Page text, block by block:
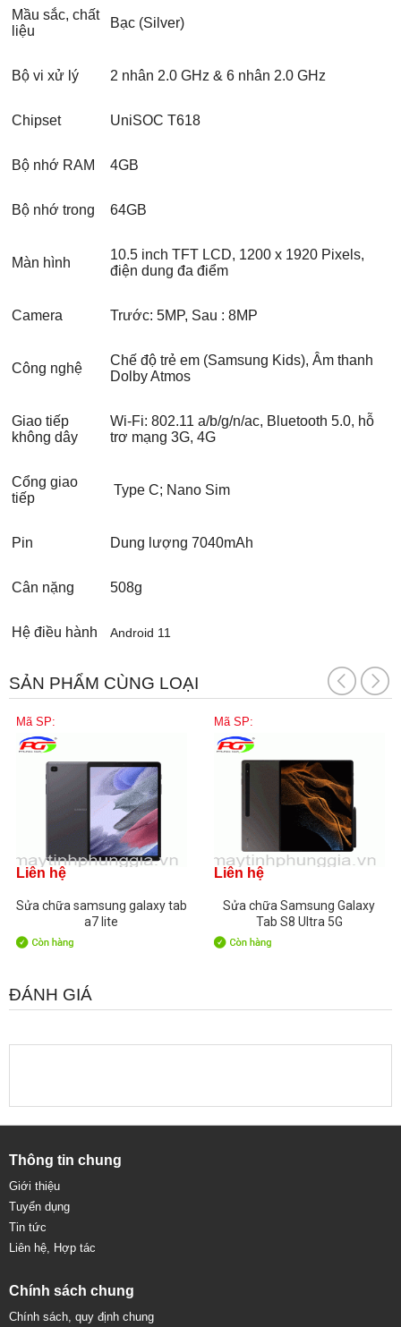
Mầu sắc, chất
liệu
Bạc (Silver)
Bộ vi xử lý 2 nhân 2.0 GHz & 6 nhân 2.0 GHz
Chipset UniSOC T618
Bộ nhớ RAM 4GB
Bộ nhớ trong 64GB
Màn hình
10.5 inch TFT LCD, 1200 x 1920 Pixels,
điện dung đa điểm
Camera Trước: 5MP, Sau : 8MP
Công nghệ
Chế độ trẻ em (Samsung Kids), Âm thanh
Dolby Atmos
Giao tiếp
không dây
Wi-Fi: 802.11 a/b/g/n/ac, Bluetooth 5.0, hỗ
trơ mạng 3G, 4G
Cổng giao
tiếp
Type C; Nano Sim
Pin Dung lượng 7040mAh
Cân nặng 508g
Hệ điều hành Android 11
SẢN PHẨM CÙNG LOẠI
Mã SP:
Liên hệ
Sửa chữa samsung galaxy tab
a7 lite
Mã SP:
Liên hệ
Sửa chữa Samsung Galaxy
Tab S8 Ultra 5G
ĐÁNH GIÁ
Thông tin chung
Giới thiệu
Tuyển dụng
Tin tức
Liên hệ, Hợp tác
Chính sách chung
Chính sách, quy định chung